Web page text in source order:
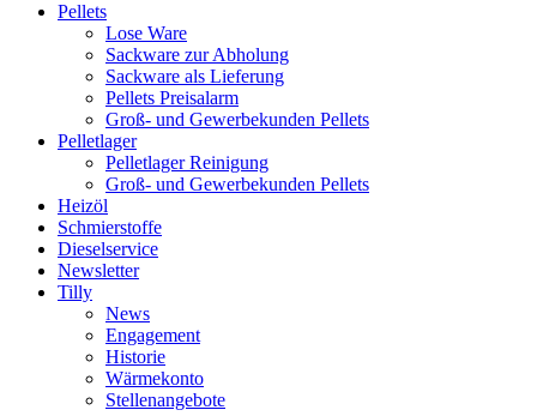
Pellets
Lose Ware
Sackware zur Abholung
Sackware als Lieferung
Pellets Preisalarm
Groß- und Gewerbekunden Pellets
Pelletlager
Pelletlager Reinigung
Groß- und Gewerbekunden Pellets
Heizöl
Schmierstoffe
Dieselservice
Newsletter
Tilly
News
Engagement
Historie
Wärmekonto
Stellenangebote